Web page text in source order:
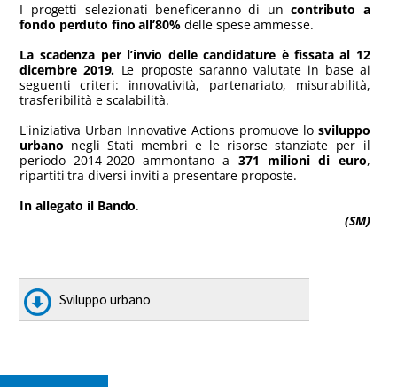
I progetti selezionati beneficeranno di uncontributo a
fondo perduto fino all’80%delle spese ammesse.
La scadenza per l’invio delle candidature è fissata al 12
dicembre 2019. Le proposte saranno valutate in base ai
seguenti criteri: innovatività, partenariato, misurabilità,
trasferibilità e scalabilità.
L'iniziativa Urban Innovative Actions promuove losviluppo
urbano negli Stati membri e le risorse stanziate per il
periodo 2014-2020 ammontano a 371 milioni di euro,
ripartiti tra diversi inviti a presentare proposte.
In allegato il Bando.
(SM)
Sviluppo urbano